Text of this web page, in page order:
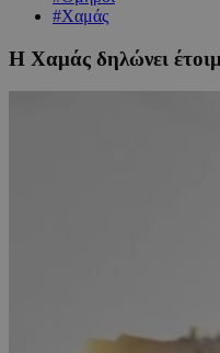
#Χαμάς
H Χαμάς δηλώνει